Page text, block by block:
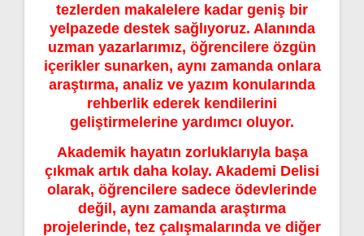
tezlerden makalelere kadar geniş bir
yelpazede destek sağlıyoruz. Alanında
uzman yazarlarımız, öğrencilere özgün
içerikler sunarken, aynı zamanda onlara
araştırma, analiz ve yazım konularında
rehberlik ederek kendilerini
geliştirmelerine yardımcı oluyor.
Akademik hayatın zorluklarıyla başa
çıkmak artık daha kolay. Akademi Delisi
olarak, öğrencilere sadece ödevlerinde
değil, aynı zamanda araştırma
projelerinde, tez çalışmalarında ve diğer